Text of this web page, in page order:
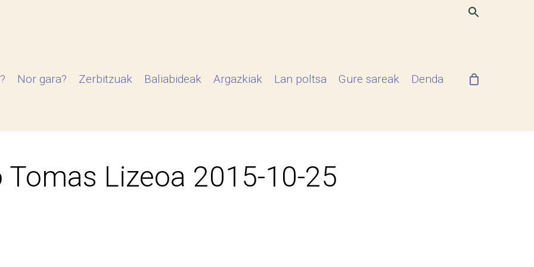
Nor gara? Zerbitzuak Baliabideak Argazkiak Lan poltsa Gure sareak Denda
Tomas Lizeoa 2015-10-25